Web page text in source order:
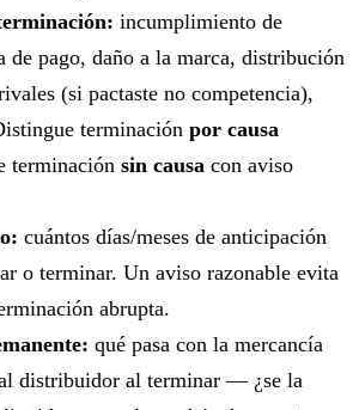
incumplimiento de
de pago, daño a la marca, distribución
(si pactaste no competencia),
terminación por causa
terminación sin causa con aviso
cuántos días/meses de anticipación
o terminar. Un aviso razonable evita
abrupta.
qué pasa con la mercancía
distribuidor al terminar — ¿se la